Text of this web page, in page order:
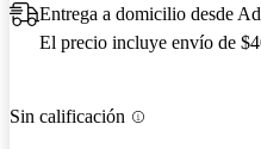
Entrega a domicilio desde
El precio incluye envío de
Sin calificación